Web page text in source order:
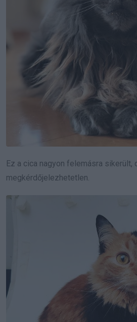
Ez a cica nagyon felemásra sikerült,
megkérdőjelezhetetlen.